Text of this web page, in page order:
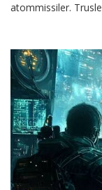
atommissiler.